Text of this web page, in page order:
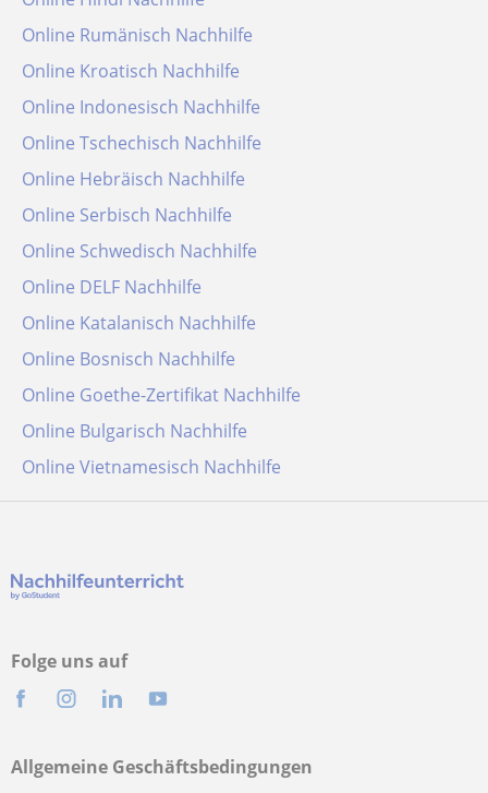
Online Rumänisch Nachhilfe
Online Kroatisch Nachhilfe
Online Indonesisch Nachhilfe
Online Tschechisch Nachhilfe
Online Hebräisch Nachhilfe
Online Serbisch Nachhilfe
Online Schwedisch Nachhilfe
Online DELF Nachhilfe
Online Katalanisch Nachhilfe
Online Bosnisch Nachhilfe
Online Goethe-Zertifikat Nachhilfe
Online Bulgarisch Nachhilfe
Online Vietnamesisch Nachhilfe
Folge uns auf
Allgemeine Geschäftsbedingungen